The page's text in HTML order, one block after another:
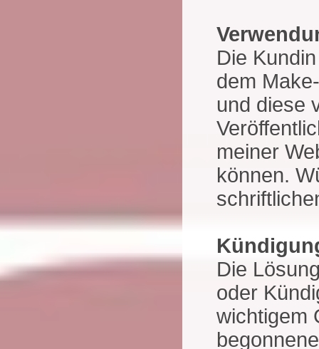
Die
dem
und diese
meiner
können.
Die
oder
wichtigem